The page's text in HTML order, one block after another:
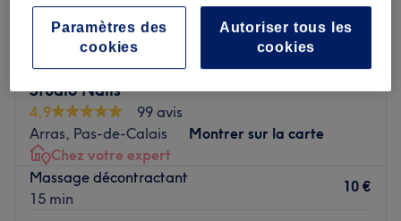
Studio Nails
4,9
99 avis
Arras, Pas-de-Calais
Montrer sur la carte
Chez votre expert
Massage décontractant
15 min
10 €
Autoriser tous les
cookies
Paramètres des
cookies